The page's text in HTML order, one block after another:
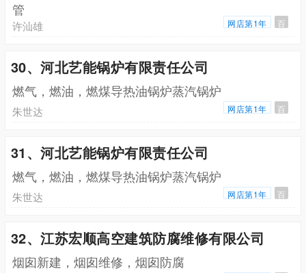
管
许汕雄 网店第1年 百
30、河北艺能锅炉有限责任公司
燃气，燃油，燃煤导热油锅炉蒸汽锅炉
朱世达 网店第1年 百
31、河北艺能锅炉有限责任公司
燃气，燃油，燃煤导热油锅炉蒸汽锅炉
朱世达 网店第1年 百
32、江苏宏顺高空建筑防腐维修有限公司
烟囱新建，烟囱维修，烟囱防腐